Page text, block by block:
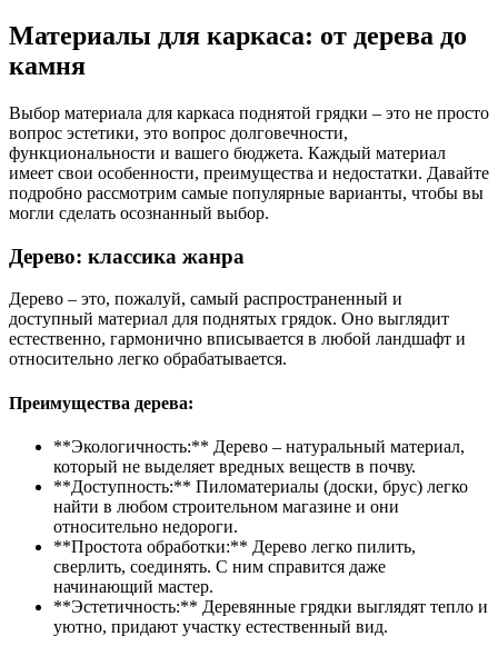
Материалы для каркаса: от дерева до
камня
Выбор материала для каркаса поднятой грядки – это не просто
вопрос эстетики, это вопрос долговечности,
функциональности и вашего бюджета. Каждый материал
имеет свои особенности, преимущества и недостатки. Давайте
подробно рассмотрим самые популярные варианты, чтобы вы
могли сделать осознанный выбор.
Дерево: классика жанра
Дерево – это, пожалуй, самый распространенный и
доступный материал для поднятых грядок. Оно выглядит
естественно, гармонично вписывается в любой ландшафт и
относительно легко обрабатывается.
Преимущества дерева:
**Экологичность:** Дерево – натуральный материал,
который не выделяет вредных веществ в почву.
**Доступность:** Пиломатериалы (доски, брус) легко
найти в любом строительном магазине и они
относительно недороги.
**Простота обработки:** Дерево легко пилить,
сверлить, соединять. С ним справится даже
начинающий мастер.
**Эстетичность:** Деревянные грядки выглядят тепло и
уютно, придают участку естественный вид.